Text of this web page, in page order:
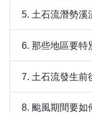
5. 土石流潛勢溪
6. 那些地區要特
7. 土石流發生前
8. 颱風期間要如